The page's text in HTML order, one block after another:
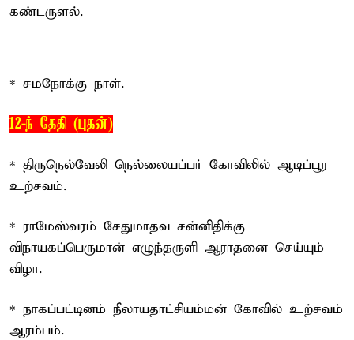
கண்டருளல்.
* சமநோக்கு நாள்.
12-ந் தேதி (புதன்)
* திருநெல்வேலி நெல்லையப்பர் கோவிலில் ஆடிப்பூர
உற்சவம்.
* ராமேஸ்வரம் சேதுமாதவ சன்னிதிக்கு
விநாயகப்பெருமான் எழுந்தருளி ஆராதனை செய்யும்
விழா.
* நாகப்பட்டினம் நீலாயதாட்சியம்மன் கோவில் உற்சவம்
ஆரம்பம்.